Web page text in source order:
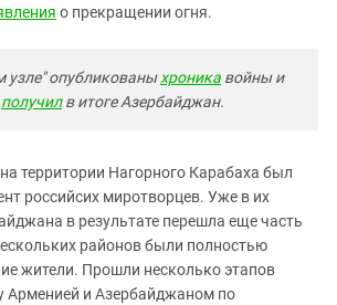
о прекращении огня.
узле" опубликованыхроника войныи
получилв итоге Азербайджан.
территории Нагорного Карабаха был
российсих миротворцев. Уже в их
в результате перешла еще часть
районов были полностью
жители. Прошли несколько этапов
Арменией и Азербайджаном по